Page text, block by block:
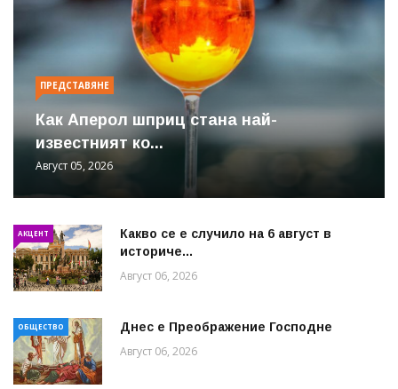
ПРЕДСТАВЯНЕ
Как Аперол шприц стана най-
известният ко...
Август 05, 2026
АКЦЕНТ
Какво се е случило на 6 август в
историче...
Август 06, 2026
ОБЩЕСТВО Днес е Преображение Господне
Август 06, 2026